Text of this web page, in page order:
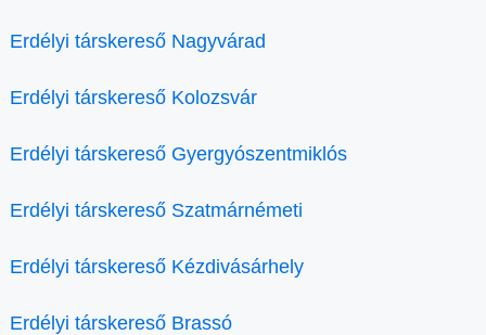
Erdélyi társkereső Nagyvárad
Erdélyi társkereső Kolozsvár
Erdélyi társkereső Gyergyószentmiklós
Erdélyi társkereső Szatmárnémeti
Erdélyi társkereső Kézdivásárhely
Erdélyi társkereső Brassó